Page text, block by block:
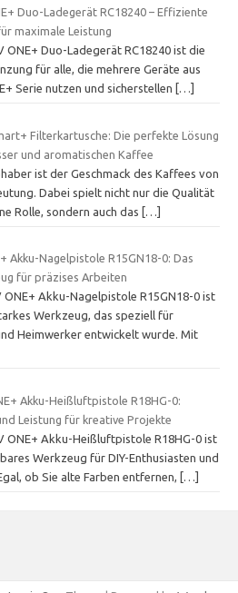
Duo-Ladegerät RC18240 – Effiziente
maximale Leistung
ONE+ Duo-Ladegerät RC18240 ist die
für alle, die mehrere Geräte aus
Serie nutzen und sicherstellen
[…]
Filterkartusche: Die perfekte Lösung
und aromatischen Kaffee
ist der Geschmack des Kaffees von
Dabei spielt nicht nur die Qualität
Rolle, sondern auch das
[…]
Akku-Nagelpistole R15GN18-0: Das
für präzises Arbeiten
ONE+ Akku-Nagelpistole R15GN18-0 ist
Werkzeug, das speziell für
Heimwerker entwickelt wurde. Mit
Akku-Heißluftpistole R18HG-0:
Leistung für kreative Projekte
ONE+ Akku-Heißluftpistole R18HG-0 ist
Werkzeug für DIY-Enthusiasten und
ob Sie alte Farben entfernen,
[…]